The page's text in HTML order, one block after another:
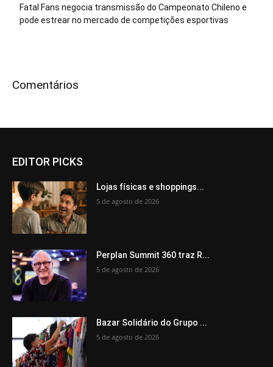
Fatal Fans negocia transmissão do Campeonato Chileno e
pode estrear no mercado de competições esportivas
Comentários
EDITOR PICKS
Lojas físicas e shoppings...
5 de agosto de 2026
Perplan Summit 360 traz R...
5 de agosto de 2026
Bazar Solidário do Grupo ...
5 de agosto de 2026